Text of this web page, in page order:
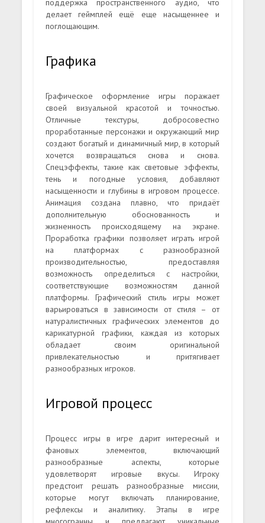
поддержка пространственного аудио, что
делает геймплей ещё еще насыщеннее и
поглощающим.
Графика
Графическое оформление игры поражает
своей визуальной красотой и точностью.
Отличные текстуры, добросовестно
проработанные персонажи и окружающий мир
создают богатый и динамичный мир, в который
хочется возвращаться снова и снова.
Спецэффекты, такие как световые эффекты,
тень и погодные условия, добавляют
насыщенности и глубины в игровом процессе.
Анимация создана плавно, что придаёт
дополнительную обоснованность и
жизненность происходящему на экране.
Проработка графики позволяет играть игрой
на платформах с разнообразной
производительностью, предоставляя
возможность определиться с настройки,
соответствующие возможностям данной
платформы. Графический стиль игры может
варьироваться в зависимости от стиля – от
натуралистичных графических элементов до
карикатурной графики, каждая из которых
обладает своим оригинальной
привлекательностью и притягивает
разнообразных игроков.
Игровой процесс
Процесс игры в игре дарит интересный и
фановых элементов, включающий
разнообразные аспекты, которые
удовлетворят игровые вкусы. Игроку
предстоит решать разнообразные миссии,
которые могут включать планирование,
рефлексы и аналитику. Этапы в игре